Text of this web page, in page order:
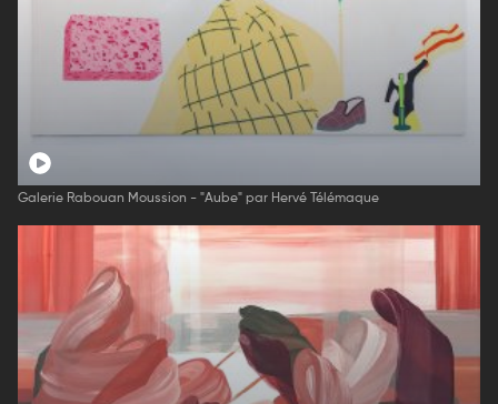
Galerie Rabouan Moussion - "Aube" par Hervé Télémaque